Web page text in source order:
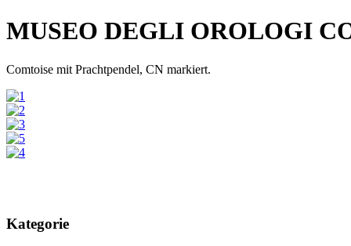
MUSEO DEGLI OROLOGI
Comtoise mit Prachtpendel, CN markiert.
Kategorie